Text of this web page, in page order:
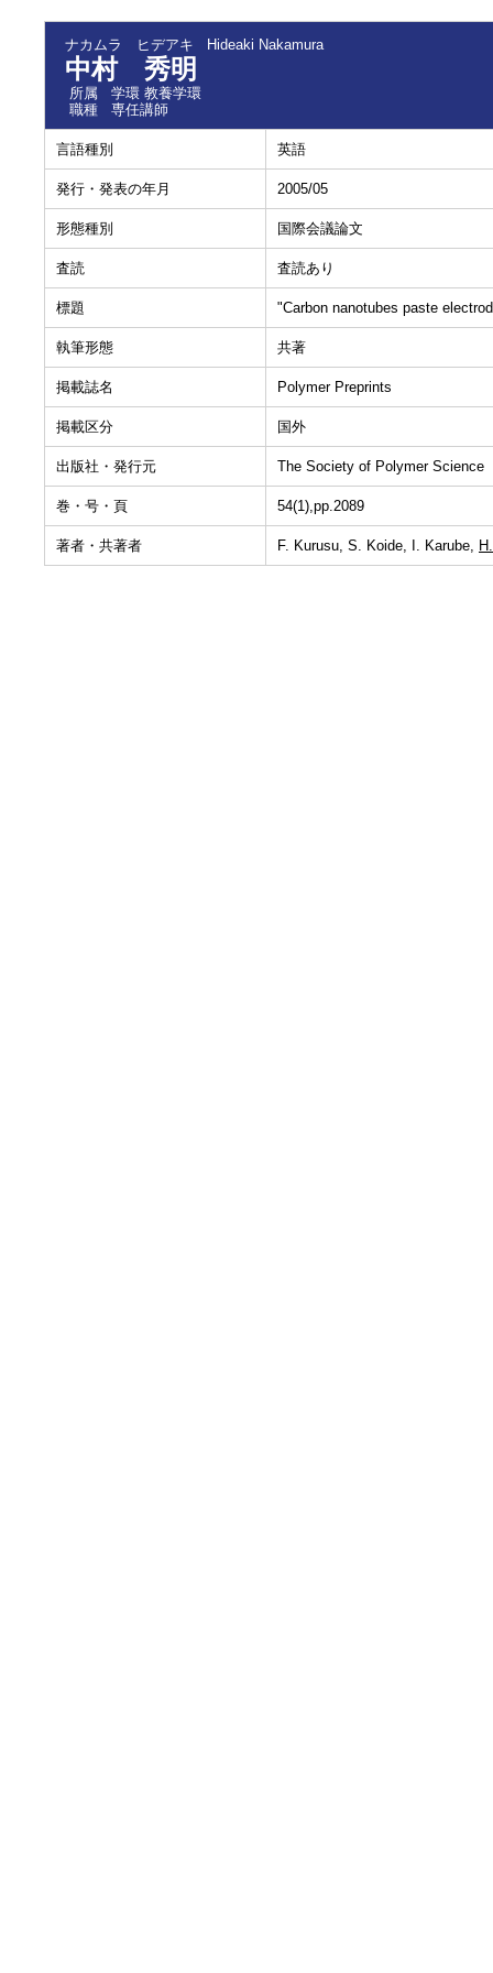
ナカムラ ヒデアキ Hideaki Nakamura
中村 秀明
所属
学環 教養学環
職種
専任講師
言語種別 英語
発行・発表の年月 2005/05
形態種別 国際会議論文
査読 査読あり
標題 "Carbon nanotubes paste
執筆形態 共著
掲載誌名 Polymer Preprints
掲載区分 国外
出版社・発行元 The Society of Polymer Science
巻・号・頁 54(1),pp.2089
著者・共著者 F. Kurusu, S. Koide, I. Karube,